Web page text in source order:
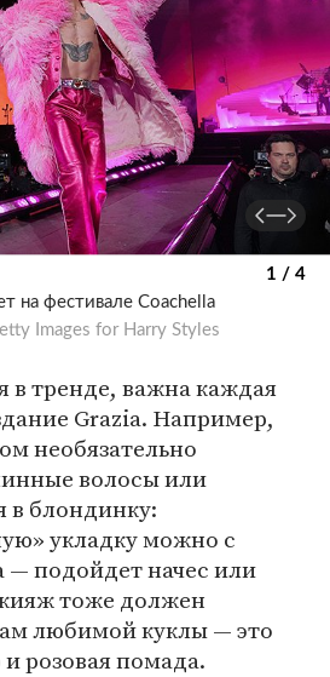
1 / 4
на фестивале Coachella
Images for Harry Styles
в тренде, важна каждая
Grazia. Например,
необязательно
волосы или
в блондинку:
укладку можно с
подойдет начес или
тоже должен
любимой куклы — это
розовая помада.